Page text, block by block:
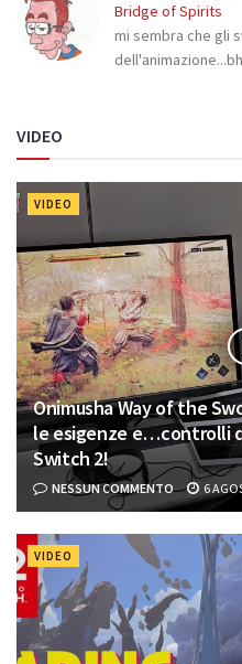
Bridge of Spirits
mi sembra che gli
VIDEO
VIDEO
Onimusha Way of the
le esigenze e…controlli
Switch 2!
NESSUN COMMENTO 6
VIDEO